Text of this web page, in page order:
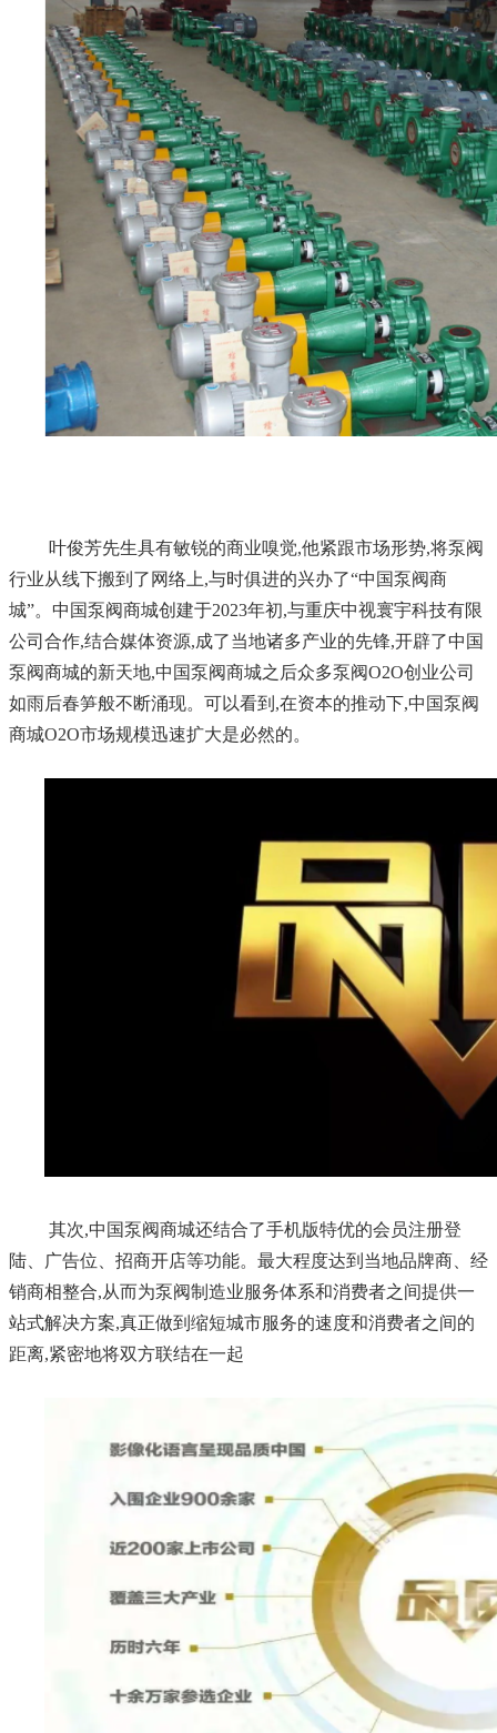
叶俊芳先生具有敏锐的商业嗅觉,他紧跟市场形势,将泵阀
行业从线下搬到了网络上,与时俱进的兴办了“中国泵阀商
城”。 中国泵阀商城创建于2023年初,与重庆中视寰宇科技有限
公司合作,结合媒体资源,成了当地诸多产业的先锋,开辟了中国
泵阀商城的新天地,中国泵阀商城之后众多泵阀O2O创业公司
如雨后春笋般不断涌现。可以看到,在资本的推动下,中国泵阀
商城O2O市场规模迅速扩大是必然的。
其次,中国泵阀商城还结合了手机版特优的会员注册登
陆、广告位、招商开店等功能。最大程度达到当地品牌商、经
销商相整合,从而为泵阀制造业服务体系和消费者之间提供一
站式解决方案,真正做到缩短城市服务的速度和消费者之间的
距离,紧密地将双方联结在一起